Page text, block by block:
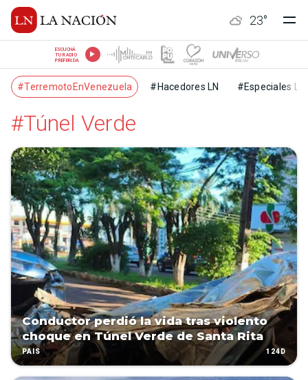
23°
ESCUCHÁ
TU RADIO
PREFERIDA
#TerremotoEnVenezuela #Hacedores LN #Especiales LN
#Túnel Verde
Conductor perdió la vida tras violento
choque en Túnel Verde de Santa Rita
PAÍS 124D